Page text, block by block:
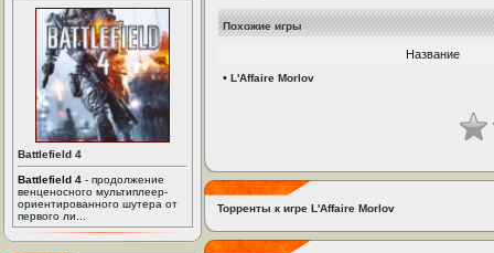
Battlefield 4
Battlefield 4 - продолжение
венценосного мультиплеер-
ориентированного шутера от
первого ли...
Похожие игры
Название
• L'Affaire Morlov
Торренты к игре L'Affaire Morlov